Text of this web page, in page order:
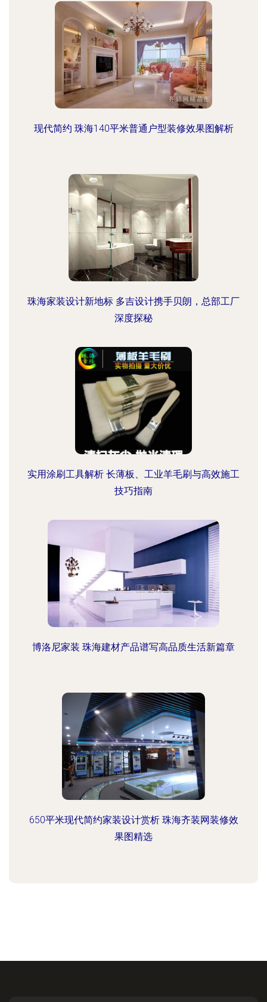
现代简约 珠海140平米普通户型装修效果图解析
珠海家装设计新地标 多吉设计携手贝朗，总部工厂
深度探秘
实用涂刷工具解析 长薄板、工业羊毛刷与高效施工
技巧指南
博洛尼家装 珠海建材产品谱写高品质生活新篇章
650平米现代简约家装设计赏析 珠海齐装网装修效
果图精选